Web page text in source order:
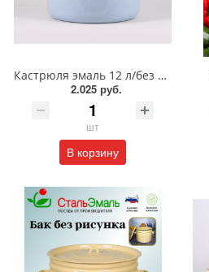
Кастрюля эмаль 12 л/без рис/41624
2.025 руб.
шт
В корзину